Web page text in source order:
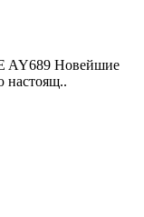
AY689 Новейшие
настоящ..